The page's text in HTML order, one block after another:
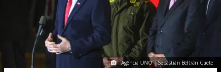
Agencia UNO | Sebastián Beltrán Gaete